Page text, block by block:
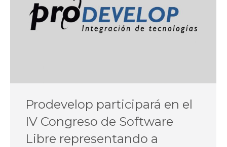
Prodevelop participará en el
IV Congreso de Software
Libre representando a